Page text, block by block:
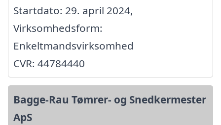
Startdato: 29. april 2024,
Virksomhedsform:
Enkeltmandsvirksomhed
CVR: 44784440
Bagge-Rau Tømrer- og Snedkermester
ApS